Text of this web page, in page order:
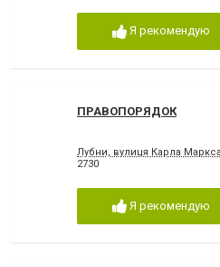
Я рекомендую
ПРАВОПОРЯДОК
Лубни, вулиця Карла
2730
Я рекомендую